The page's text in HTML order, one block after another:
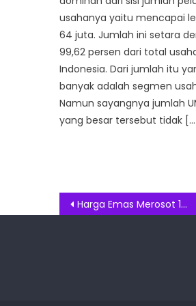
usahanya yaitu mencapai
64 juta. Jumlah ini setara
99,62 persen dari total
Indonesia. Dari jumlah itu
banyak adalah segmen
Namun sayangnya jumlah
yang besar tersebut tidak […]
Post
Harga Emas Merosot 1,2 persen, Ini Penyebabnya